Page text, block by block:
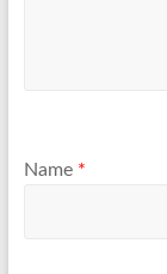
Name *